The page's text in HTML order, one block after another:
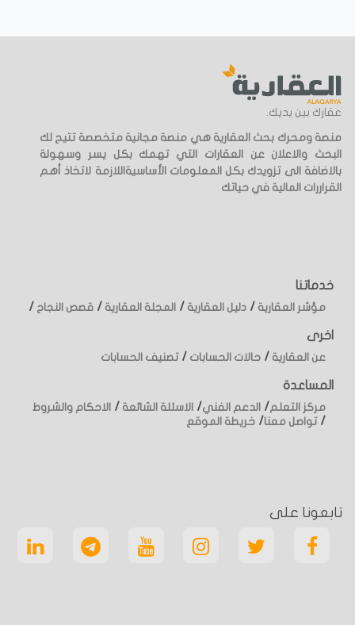
عقارك بين يديك.
منصة ومحرك بحث العقارية هي منصة مجانية متخصصة تتيح لك
البحث والاعلان عن العقارات التي تهمك بكل يسر وسهولة
بالاضافة الى تزويدك بكل المعلومات الأساسيةاللازمة لاتخاذ أهم
القراررات المالية في حياتك
خدماتنا
مؤشر العقارية / دليل العقارية / المجلة العقارية / قصص النجاح /
اخرى
عن العقارية / حالات الحسابات /تصنيف الحسابات
المساعدة
مركز التعلم/ الدعم الفني/ الاسئلة الشائعة / الاحكام والشروط
/تواصل معنا/ خريطة الموقع
تابعونا على